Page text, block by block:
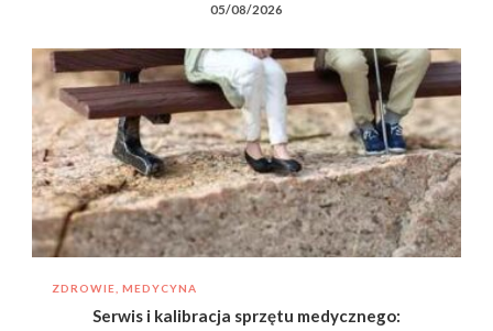
05/08/2026
ZDROWIE, MEDYCYNA
Serwis i kalibracja sprzętu medycznego: